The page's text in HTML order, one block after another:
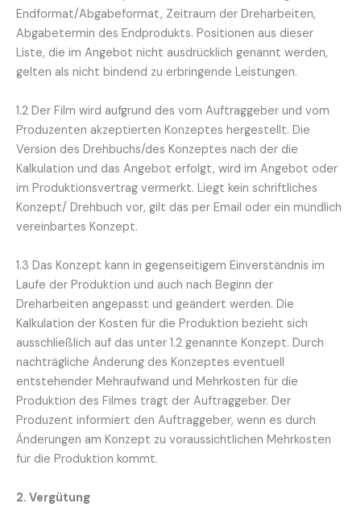
Endformat/Abgabeformat, Zeitraum der Dreharbeiten,
Abgabetermin des Endprodukts. Positionen aus dieser
Liste, die im Angebot nicht ausdrücklich genannt werden,
gelten als nicht bindend zu erbringende Leistungen.
1.2 Der Film wird aufgrund des vom Auftraggeber und vom
Produzenten akzeptierten Konzeptes hergestellt. Die
Version des Drehbuchs/des Konzeptes nach der die
Kalkulation und das Angebot erfolgt, wird im Angebot oder
im Produktionsvertrag vermerkt. Liegt kein schriftliches
Konzept/ Drehbuch vor, gilt das per Email oder ein mündlich
vereinbartes Konzept.
1.3 Das Konzept kann in gegenseitigem Einverständnis im
Laufe der Produktion und auch nach Beginn der
Dreharbeiten angepasst und geändert werden. Die
Kalkulation der Kosten für die Produktion bezieht sich
ausschließlich auf das unter 1.2 genannte Konzept. Durch
nachträgliche Änderung des Konzeptes eventuell
entstehender Mehraufwand und Mehrkosten für die
Produktion des Filmes trägt der Auftraggeber. Der
Produzent informiert den Auftraggeber, wenn es durch
Änderungen am Konzept zu voraussichtlichen Mehrkosten
für die Produktion kommt.
2. Vergütung